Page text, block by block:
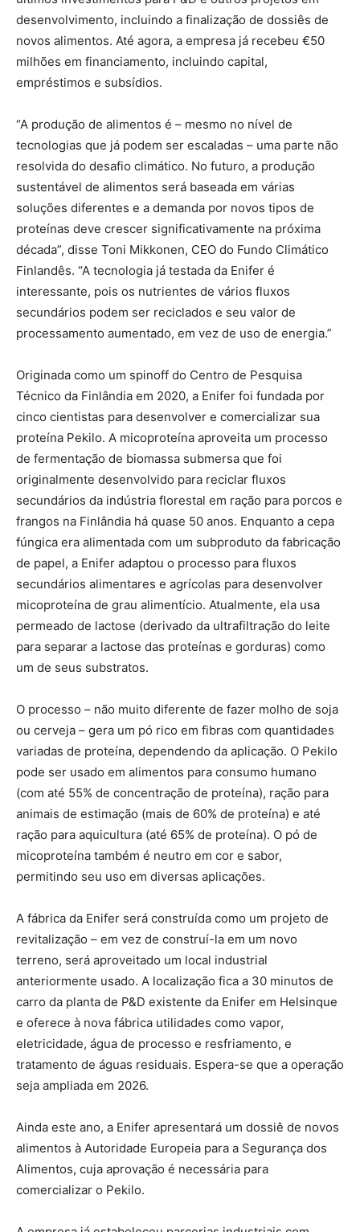
desenvolvimento, incluindo a finalização de dossiês de
novos alimentos. Até agora, a empresa já recebeu €50
milhões em financiamento, incluindo capital,
empréstimos e subsídios.
“A produção de alimentos é – mesmo no nível de
tecnologias que já podem ser escaladas – uma parte não
resolvida do desafio climático. No futuro, a produção
sustentável de alimentos será baseada em várias
soluções diferentes e a demanda por novos tipos de
proteínas deve crescer significativamente na próxima
década”, disse Toni Mikkonen, CEO do Fundo Climático
Finlandês. “A tecnologia já testada da Enifer é
interessante, pois os nutrientes de vários fluxos
secundários podem ser reciclados e seu valor de
processamento aumentado, em vez de uso de energia.”
Originada como um spinoff do Centro de Pesquisa
Técnico da Finlândia em 2020, a Enifer foi fundada por
cinco cientistas para desenvolver e comercializar sua
proteína Pekilo. A micoproteína aproveita um processo
de fermentação de biomassa submersa que foi
originalmente desenvolvido para reciclar fluxos
secundários da indústria florestal em ração para porcos e
frangos na Finlândia há quase 50 anos. Enquanto a cepa
fúngica era alimentada com um subproduto da fabricação
de papel, a Enifer adaptou o processo para fluxos
secundários alimentares e agrícolas para desenvolver
micoproteína de grau alimentício. Atualmente, ela usa
permeado de lactose (derivado da ultrafiltração do leite
para separar a lactose das proteínas e gorduras) como
um de seus substratos.
O processo – não muito diferente de fazer molho de soja
ou cerveja – gera um pó rico em fibras com quantidades
variadas de proteína, dependendo da aplicação. O Pekilo
pode ser usado em alimentos para consumo humano
(com até 55% de concentração de proteína), ração para
animais de estimação (mais de 60% de proteína) e até
ração para aquicultura (até 65% de proteína). O pó de
micoproteína também é neutro em cor e sabor,
permitindo seu uso em diversas aplicações.
A fábrica da Enifer será construída como um projeto de
revitalização – em vez de construí-la em um novo
terreno, será aproveitado um local industrial
anteriormente usado. A localização fica a 30 minutos de
carro da planta de P&D existente da Enifer em Helsinque
e oferece à nova fábrica utilidades como vapor,
eletricidade, água de processo e resfriamento, e
tratamento de águas residuais. Espera-se que a operação
seja ampliada em 2026.
Ainda este ano, a Enifer apresentará um dossiê de novos
alimentos à Autoridade Europeia para a Segurança dos
Alimentos, cuja aprovação é necessária para
comercializar o Pekilo.